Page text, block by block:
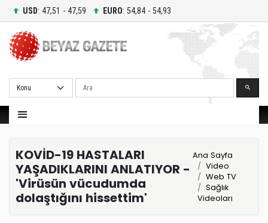
USD: 47,51 - 47,59 EURO: 54,84 - 54,93
Ara
KOVİD-19 HASTALARI
YAŞADIKLARINI ANLATIYOR -
'Virüsün vücudumda
dolaştığını hissettim'
Ana Sayfa
Video
Web TV
Sağlık
Videoları